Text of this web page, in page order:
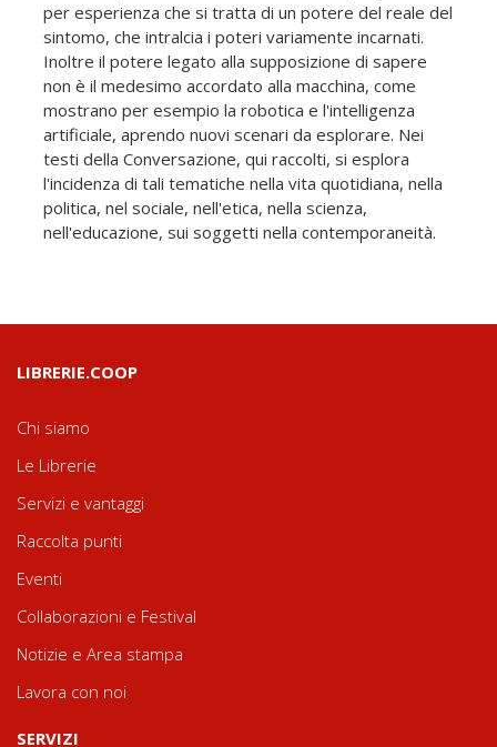
per esperienza che si tratta di un potere del reale del
sintomo, che intralcia i poteri variamente incarnati.
Inoltre il potere legato alla supposizione di sapere
non è il medesimo accordato alla macchina, come
mostrano per esempio la robotica e l'intelligenza
artificiale, aprendo nuovi scenari da esplorare. Nei
testi della Conversazione, qui raccolti, si esplora
l'incidenza di tali tematiche nella vita quotidiana, nella
politica, nel sociale, nell'etica, nella scienza,
nell'educazione, sui soggetti nella contemporaneità.
LIBRERIE.COOP
Chi siamo
Le Librerie
Servizi e vantaggi
Raccolta punti
Eventi
Collaborazioni e Festival
Notizie e Area stampa
Lavora con noi
SERVIZI